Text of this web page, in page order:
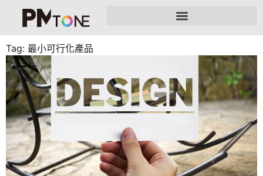
Tag: 最小可行化產品